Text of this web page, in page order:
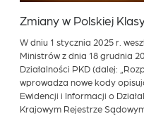
Zmiany w Polskiej
W dniu 1 stycznia 2025 r.
Ministrów z dnia 18 grudnia
Działalności PKD (dalej:
wprowadza nowe kody
Ewidencji i Informacji o
Krajowym Rejestrze